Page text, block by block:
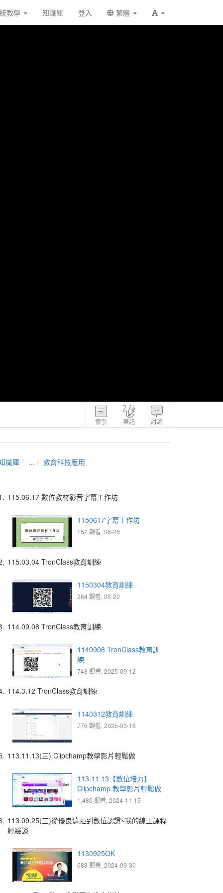
教學 知識庫 登入 繁體
索引 筆記 討論
識庫 ... 教育科技應用
115.06.17 數位教材影音字幕工作坊
1150617字幕工作坊
152 觀看, 06-26
115.03.04 TronClass教育訓練
1150304教育訓練
264 觀看, 03-20
114.09.08 TronClass教育訓練
1140908 TronClass教育訓
練
748 觀看, 2025-09-12
114.3.12 TronClass教育訓練
1140312教育訓練
776 觀看, 2025-03-18
113.11.13(三) Clipchamp教學影片輕鬆做
113.11.13【數位培力】
Clipchamp 教學影片輕鬆做
1,480 觀看, 2024-11-15
113.09.25(三)從優良遠距到數位認證~我的線上課程
經驗談
1130925OK
688 觀看, 2024-09-30